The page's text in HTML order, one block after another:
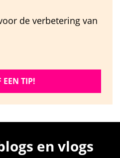
de verbetering van
EEN TIP!
en vlogs